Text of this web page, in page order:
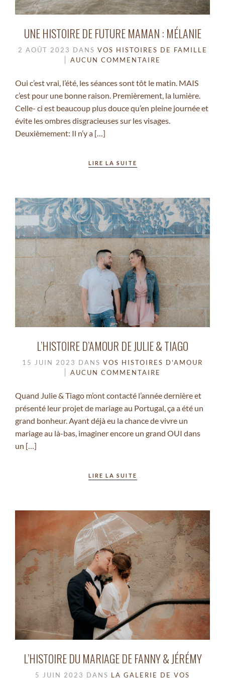
UNE HISTOIRE DE FUTURE MAMAN : MÉLANIE
2 AOÛT 2023 DANS VOS HISTOIRES DE FAMILLE
AUCUN COMMENTAIRE
Oui c’est vrai, l’été, les séances sont tôt le matin. MAIS
c’est pour une bonne raison. Premièrement, la lumière.
Celle- ci est beaucoup plus douce qu’en pleine journée et
évite les ombres disgracieuses sur les visages.
Deuxièmement: Il n’y a […]
LIRE LA SUITE
L’HISTOIRE D’AMOUR DE JULIE & TIAGO
15 JUIN 2023 DANS VOS HISTOIRES D'AMOUR
AUCUN COMMENTAIRE
Quand Julie & Tiago m’ont contacté l’année dernière et
présenté leur projet de mariage au Portugal, ça a été un
grand bonheur. Ayant déjà eu la chance de vivre un
mariage au là-bas, imaginer encore un grand OUI dans
un […]
LIRE LA SUITE
L’HISTOIRE DU MARIAGE DE FANNY & JÉRÉMY
5 JUIN 2023 DANS LA GALERIE DE VOS